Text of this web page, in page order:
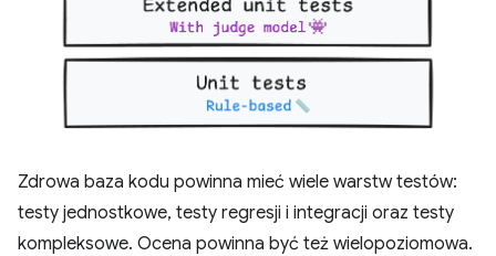
Zdrowa baza kodu powinna mieć wiele warstw testów:
testy jednostkowe, testy regresji i integracji oraz testy
kompleksowe. Ocena powinna być też wielopoziomowa.